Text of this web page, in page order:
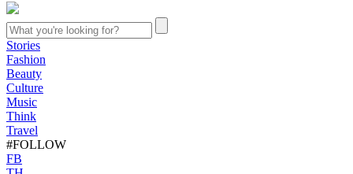
Stories
Fashion
Beauty
Culture
Music
Think
Travel
#FOLLOW
FB